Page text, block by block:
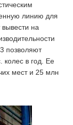
линию для
вывести на
позволяют
колес в год. Ее
мест и 25 млн